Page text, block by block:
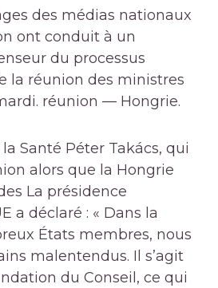
des médias nationaux
ont conduit à un
du processus
la réunion des ministres
réunion — Hongrie.
Santé Péter Takács, qui
alors que la Hongrie
La présidence
a déclaré : « Dans la
États membres, nous
malentendus. Il s’agit
du Conseil, ce qui